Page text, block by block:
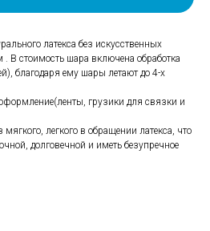
латекса без искусственных
В стоимость шара включена обработка
благодаря ему шары летают до 4-х
грузики для связки и
легкого в обращении латекса, что
долговечной и иметь безупречное